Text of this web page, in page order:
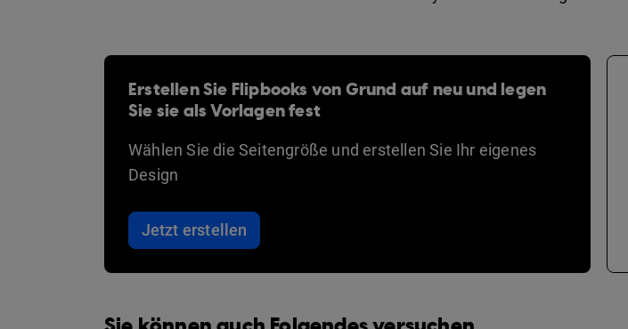
Erstellen Sie Flipbooks von Grund auf neu und legen
Sie sie als Vorlagen fest
Wählen Sie die Seitengröße und erstellen Sie Ihr eigenes
Design
Jetzt erstellen